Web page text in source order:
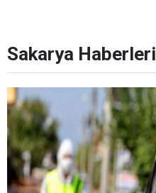
Sakarya Haberleri